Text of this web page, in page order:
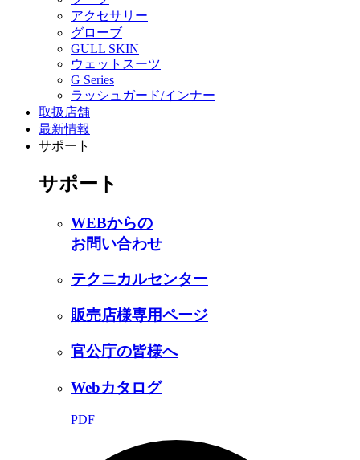
アクセサリー
グローブ
GULL SKIN
ウェットスーツ
G Series
ラッシュガード/インナー
取扱店舗
最新情報
サポート
サポート
WEBからの
お問い合わせ
テクニカルセンター
販売店様専用ページ
官公庁の皆様へ
Webカタログ
PDF